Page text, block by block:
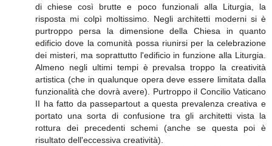
di chiese così brutte e poco funzionali alla Liturgia, la
risposta mi colpì moltissimo. Negli architetti moderni si è
purtroppo persa la dimensione della Chiesa in quanto
edificio dove la comunità possa riunirsi per la celebrazione
dei misteri, ma soprattutto l'edificio in funzione alla Liturgia.
Almeno negli ultimi tempi è prevalsa troppo la creatività
artistica (che in qualunque opera deve essere limitata dalla
funzionalità che dovrà avere). Purtroppo il Concilio Vaticano
II ha fatto da passepartout a questa prevalenza creativa e
portato una sorta di confusione tra gli architetti vista la
rottura dei precedenti schemi (anche se questa poi è
risultato dell'eccessiva creatività).